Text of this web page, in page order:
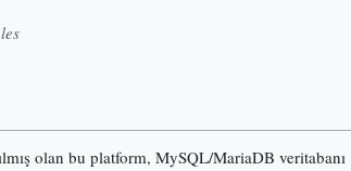
olan bu platform, MySQL/MariaDB veritabanı